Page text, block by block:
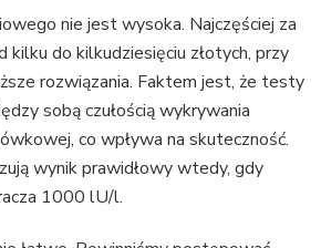
nie jest wysoka. Najczęściej za
kilku do kilkudziesięciu złotych, przy
rozwiązania. Faktem jest, że testy
sobą czułością wykrywania
co wpływa na skuteczność.
wynik prawidłowy wtedy, gdy
1000 lU/l.